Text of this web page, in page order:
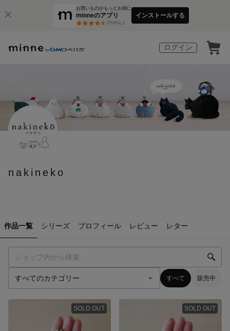
お買いものがもっとお得に
minneのアプリ
3万件以上
インストールする
ログイン
nakineko
作品一覧 シリーズ プロフィール レビュー レター
すべて 販売中
SOLD OUT SOLD OUT